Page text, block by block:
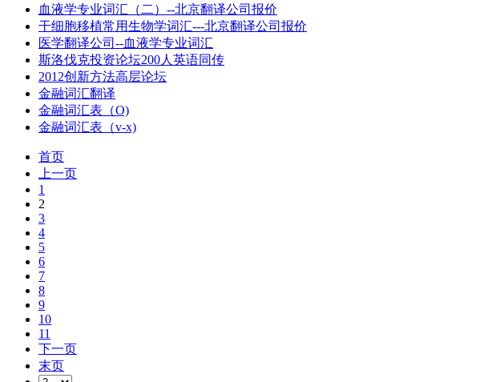
血液学专业词汇（二）--北京翻译公司报价
干细胞移植常用生物学词汇---北京翻译公司报价
医学翻译公司--血液学专业词汇
斯洛伐克投资论坛200人英语同传
2012创新方法高层论坛
金融词汇翻译
金融词汇表（O)
金融词汇表（v-x)
首页
上一页
1
2
3
4
5
6
7
8
9
10
11
下一页
末页